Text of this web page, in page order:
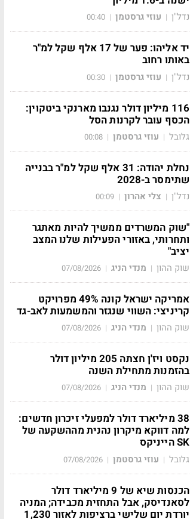
נדל"ן | עוזי גרסטמן |
00:40
יד אליהו: פער של 17 אלף שקל למ"ר
באותו רחוב
נדל"ן | עוזי גרסטמן |
00:30
116 מיליון דולר נגנבו מארנקי ביטקוין:
הכסף עובר לקרנות הסל
גלובל | עוזי גרסטמן |
00:08
נחלת יהודה: 31 אלף שקל למ"ר בבנייה
שתימסר ב-2028
נדל"ן | צלי אהרון |
00:09
"שוק המשרדים ממשיך להיות מאתגר
ותחרותי, באזורי הפעילות שלנו המצב
יציב"
שוק ההון | מנדי הניג |
07/08/2026
אמריקה ישראל קונה 49% מפרויקט
קריניצי: השווי שנגזר והמשמעות לאב-גד
שוק ההון | מנדי הניג |
07/08/2026
נקסט ויז'ן חצתה 205 מיליון דולר
בהזמנות מתחילת השנה
שוק ההון | מנדי הניג |
07/08/2026
38 מיליארד דולר למפעלי זיכרון חדשים:
למה דווקא מיקרון נהנית מההשקעה של
SK הייניקס
גלובל | עוזי גרסטמן |
07/08/2026
הכנסות שיא של 9 מיליארד דולר
לסאנדיסק, אבל התחזית מכבידה; המניה
יורדת יום שלישי ברציפות לאזור 1,230